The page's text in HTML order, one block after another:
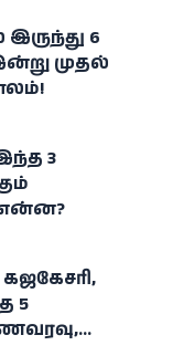
இருந்து 6
முதல்
3
என்ன?
5